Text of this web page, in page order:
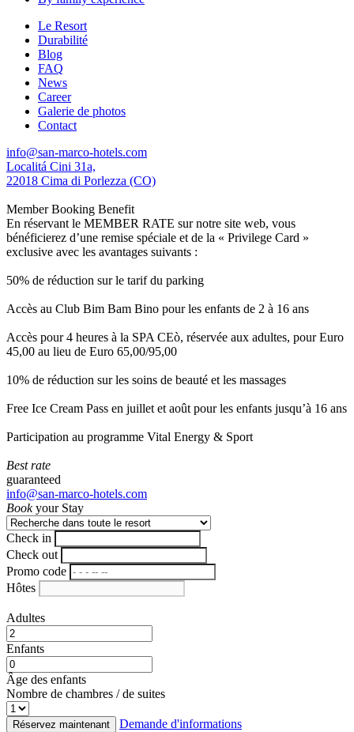
Le Resort
Durabilité
Blog
FAQ
News
Career
Galerie de photos
Contact
info@san-marco-hotels.com
Localitá Cini 31a,
22018 Cima di Porlezza (CO)
Member Booking Benefit
En réservant le MEMBER RATE sur notre site web, vous
bénéficierez d’une remise spéciale et de la « Privilege Card »
exclusive avec les avantages suivants :
50% de réduction sur le tarif du parking
Accès au Club Bim Bam Bino pour les enfants de 2 à 16 ans
Accès pour 4 heures à la SPA CEò, réservée aux adultes, pour Euro
45,00 au lieu de Euro 65,00/95,00
10% de réduction sur les soins de beauté et les massages
Free Ice Cream Pass en juillet et août pour les enfants jusqu’à 16 ans
Participation au programme Vital Energy & Sport
Best rate
guaranteed
info@san-marco-hotels.com
Bookyour Stay
Check in
Check out
Promo code
Hôtes
Adultes
Enfants
Âge des enfants
Nombre de chambres / de suites
Réservez maintenant
Demande d'informations